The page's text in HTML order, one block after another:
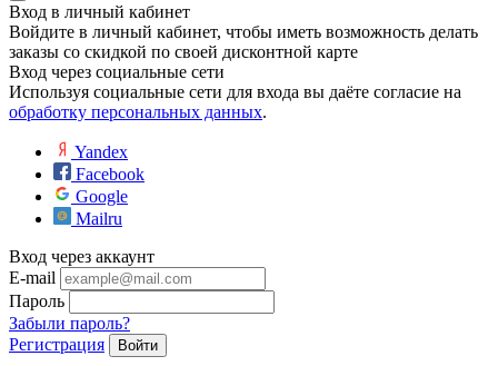
Вход в личный кабинет
Войдите в личный кабинет, чтобы иметь возможность делать
заказы со скидкой по своей дисконтной карте
Вход через социальные сети
Используя социальные сети для входа вы даёте согласие на
обработку персональных данных.
Yandex
Facebook
Google
Mailru
Вход через аккаунт
E-mail
Пароль
Забыли пароль?
Регистрация
Войти